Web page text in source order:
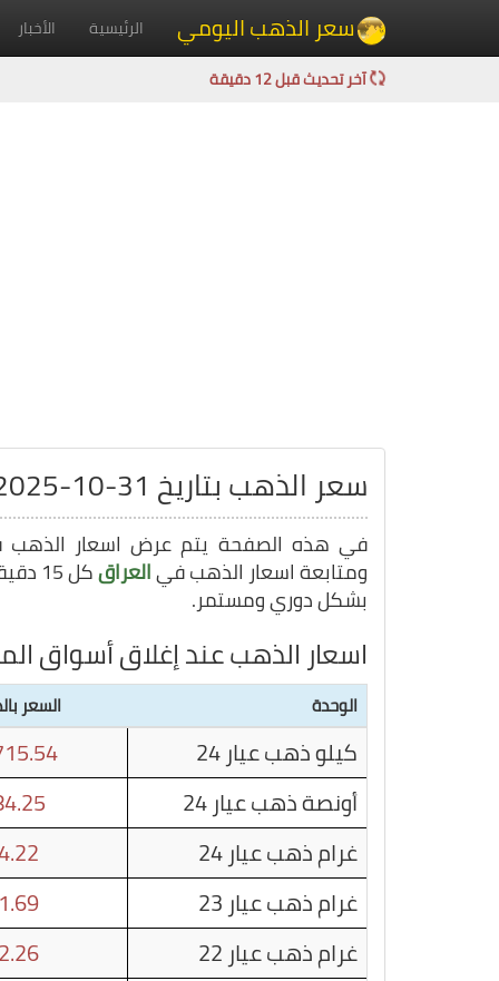
سعر الذهب اليومي الرئيسية الأخبار
آخر تحديث قبل 12 دقيقة
سعر الذهب بتاريخ 31-10-2025 في العراق بالدينار العراقي
في هذه الصفحة يتم عرض اسعار
ومتابعة اسعار الذهب فيالعراقكل 15 دقيقة, وبهذا يمكنك متابعة سعر غرام الذهب في
بشكل دوري ومستمر.
اسعار الذهب عند إغلاق أسواق
الوحدة السعر
كيلو ذهب عيار 24
أونصة ذهب عيار 24
غرام ذهب عيار 24
غرام ذهب عيار 23
غرام ذهب عيار 22